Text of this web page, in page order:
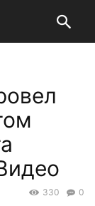
0
330